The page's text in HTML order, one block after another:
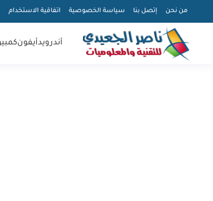
من نحن إتصل بنا سياسة الخصوصية اتفاقية الاستخدام
أندرويدأيفون